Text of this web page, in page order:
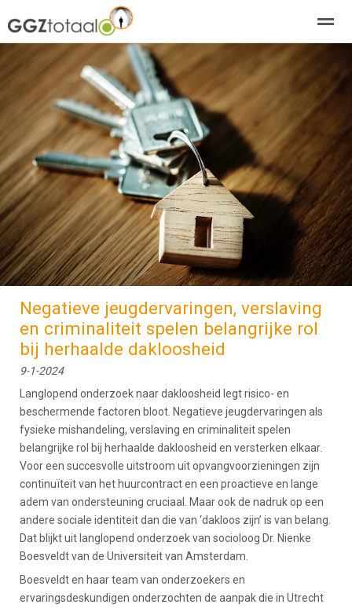
over GGZTotaal abonneren agenda adverteren
Home Nieuws Zoeken Pagina's
Negatieve jeugdervaringen, verslaving
en criminaliteit spelen belangrijke rol
bij herhaalde dakloosheid
9-1-2024
Langlopend onderzoek naar dakloosheid legt risico- en
beschermende factoren bloot. Negatieve jeugdervaringen als
fysieke mishandeling, verslaving en criminaliteit spelen
belangrijke rol bij herhaalde dakloosheid en versterken elkaar.
Voor een succesvolle uitstroom uit opvangvoorzieningen zijn
continuïteit van het huurcontract en een proactieve en lange
adem van ondersteuning cruciaal. Maar ook de nadruk op een
andere sociale identiteit dan die van ‘dakloos zijn’ is van belang.
Dat blijkt uit langlopend onderzoek van socioloog Dr. Nienke
Boesveldt van de Universiteit van Amsterdam.
Boesveldt en haar team van onderzoekers en
ervaringsdeskundigen onderzochten de aanpak die in Utrecht